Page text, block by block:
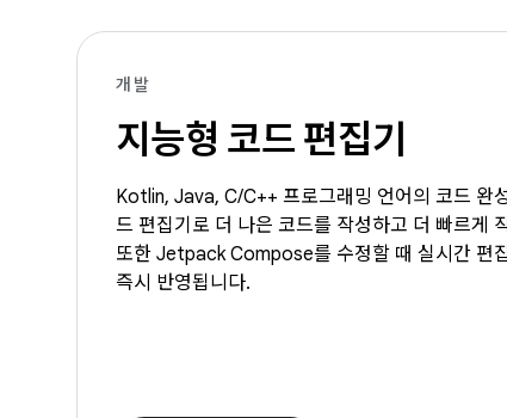
개발
지능형 코드 편집기
Kotlin, Java, C/C++ 프로그래밍 언어의 코드 완
드 편집기로 더 나은 코드를 작성하고 더 빠르게
또한 Jetpack Compose를 수정할 때 실시간 편
즉시 반영됩니다.